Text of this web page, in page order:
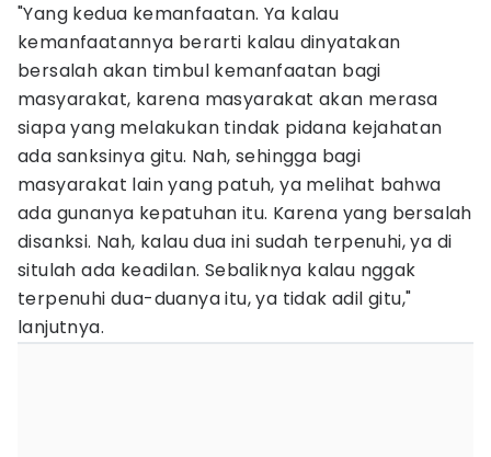
"Yang kedua kemanfaatan. Ya kalau
kemanfaatannya berarti kalau dinyatakan
bersalah akan timbul kemanfaatan bagi
masyarakat, karena masyarakat akan merasa
siapa yang melakukan tindak pidana kejahatan
ada sanksinya gitu. Nah, sehingga bagi
masyarakat lain yang patuh, ya melihat bahwa
ada gunanya kepatuhan itu. Karena yang bersalah
disanksi. Nah, kalau dua ini sudah terpenuhi, ya di
situlah ada keadilan. Sebaliknya kalau nggak
terpenuhi dua-duanya itu, ya tidak adil gitu,"
lanjutnya.